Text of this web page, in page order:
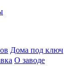
Дома под ключ
О заводе